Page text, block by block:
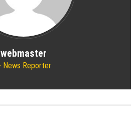
webmaster
News Reporter